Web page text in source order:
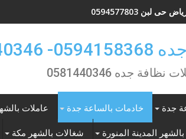
0594577803
نظافة جده 0581440346
جدة خادمات بالساعة جدة عاملات
المدينة المنورة شغالات بالشهر مكة